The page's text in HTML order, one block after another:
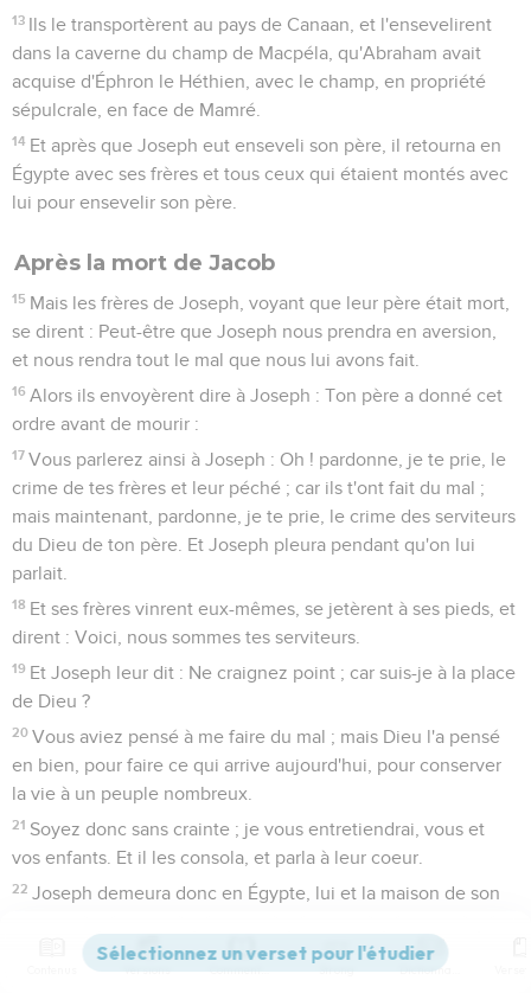
13 Ils le transportèrent au pays de Canaan, et l'ensevelirent
dans la caverne du champ de Macpéla, qu'Abraham avait
acquise d'Éphron le Héthien, avec le champ, en propriété
sépulcrale, en face de Mamré.
14 Et après que Joseph eut enseveli son père, il retourna en
Égypte avec ses frères et tous ceux qui étaient montés avec
lui pour ensevelir son père.
Après la mort de Jacob
15 Mais les frères de Joseph, voyant que leur père était mort,
se dirent : Peut-être que Joseph nous prendra en aversion,
et nous rendra tout le mal que nous lui avons fait.
16 Alors ils envoyèrent dire à Joseph : Ton père a donné cet
ordre avant de mourir :
17 Vous parlerez ainsi à Joseph : Oh ! pardonne, je te prie, le
crime de tes frères et leur péché ; car ils t'ont fait du mal ;
mais maintenant, pardonne, je te prie, le crime des serviteurs
du Dieu de ton père. Et Joseph pleura pendant qu'on lui
parlait.
18 Et ses frères vinrent eux-mêmes, se jetèrent à ses pieds, et
dirent : Voici, nous sommes tes serviteurs.
19 Et Joseph leur dit : Ne craignez point ; car suis-je à la place
de Dieu ?
20 Vous aviez pensé à me faire du mal ; mais Dieu l'a pensé
en bien, pour faire ce qui arrive aujourd'hui, pour conserver
la vie à un peuple nombreux.
21 Soyez donc sans crainte ; je vous entretiendrai, vous et
vos enfants. Et il les consola, et parla à leur coeur.
22 Joseph demeura donc en Égypte, lui et la maison de son
Et Joseph vit les enfants d'Éphraïm jusqu'à la troisième
Versions Commentaires Strong